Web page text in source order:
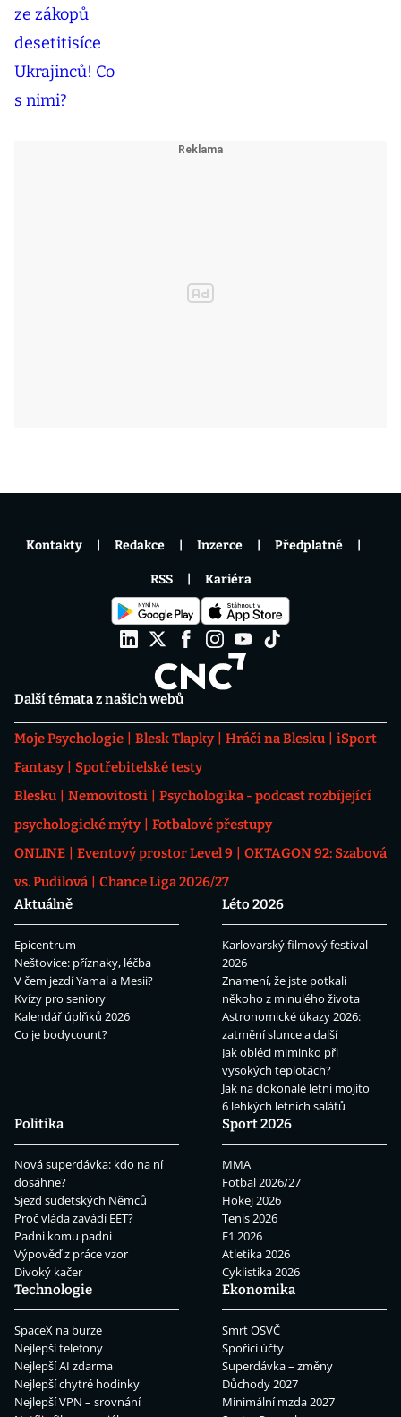
Další témata z našich webů
Moje Psychologie Blesk Tlapky Hráči na Blesku
iSport
Fantasy
Spotřebitelské testy
Blesku
Nemovitosti
Psychologika - podcast rozbíjející
psychologické mýty
Fotbalové přestupy
ONLINE
Eventový prostor Level 9
OKTAGON 92: Szabová
vs. Pudilová
Chance Liga 2026/27
Aktuálně
Epicentrum
Neštovice: příznaky, léčba
V čem jezdí Yamal a Mesii?
Kvízy pro seniory
Kalendář úplňků 2026
Co je bodycount?
Léto 2026
Karlovarský filmový festival
2026
Znamení, že jste potkali
někoho z minulého života
Astronomické úkazy 2026:
zatmění slunce a další
Jak obléci miminko při
vysokých teplotách?
Jak na dokonalé letní mojito
6 lehkých letních salátů
Politika
Nová superdávka: kdo na ní
dosáhne?
Sjezd sudetských Němců
Proč vláda zavádí EET?
Padni komu padni
Výpověď z práce vzor
Divoký kačer
Sport 2026
MMA
Fotbal 2026/27
Hokej 2026
Tenis 2026
F1 2026
Atletika 2026
Cyklistika 2026
Technologie
SpaceX na burze
Nejlepší telefony
Nejlepší AI zdarma
Nejlepší chytré hodinky
Nejlepší VPN – srovnání
Ekonomika
Smrt OSVČ
Spořicí účty
Superdávka – změny
Důchody 2027
Minimální mzda 2027
Kontakty Redakce Inzerce Předplatné
RSS Kariéra